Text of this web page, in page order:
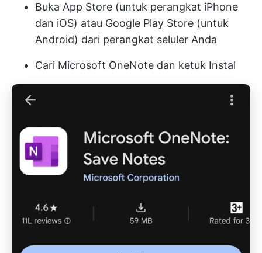
Buka App Store (untuk perangkat iPhone
dan iOS) atau Google Play Store (untuk
Android) dari perangkat seluler Anda
Cari Microsoft OneNote dan ketuk Instal